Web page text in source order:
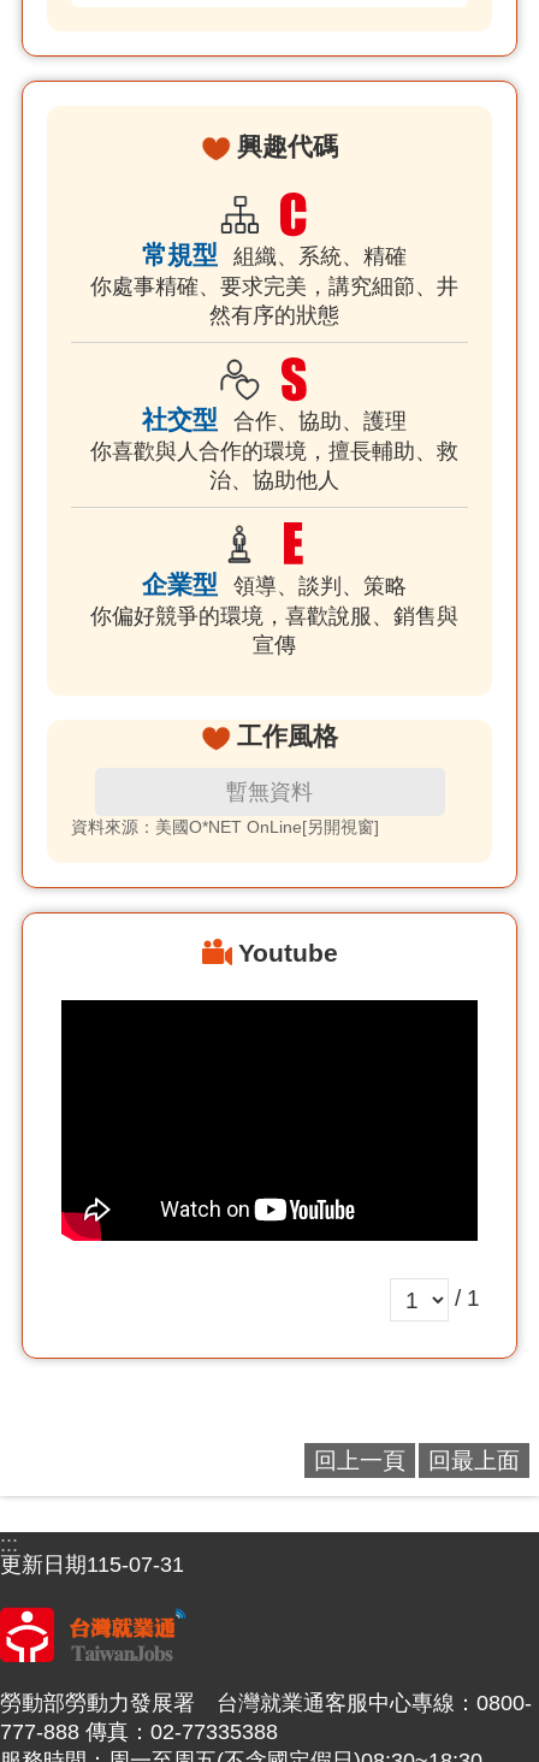
興趣代碼
常規型
組織、系統、精確
你處事精確、要求完美，講究細節、井
然有序的狀態
社交型
合作、協助、護理
你喜歡與人合作的環境，擅長輔助、救
治、協助他人
企業型
領導、談判、策略
你偏好競爭的環境，喜歡說服、銷售與
宣傳
工作風格
暫無資料
資料來源：美國O*NET OnLine[另開視窗]
Youtube
/ 1
回上一頁 回最上面
:::
更新日期115-07-31
勞動部勞動力發展署 台灣就業通客服中心專線：0800-
777-888 傳真：02-77335388